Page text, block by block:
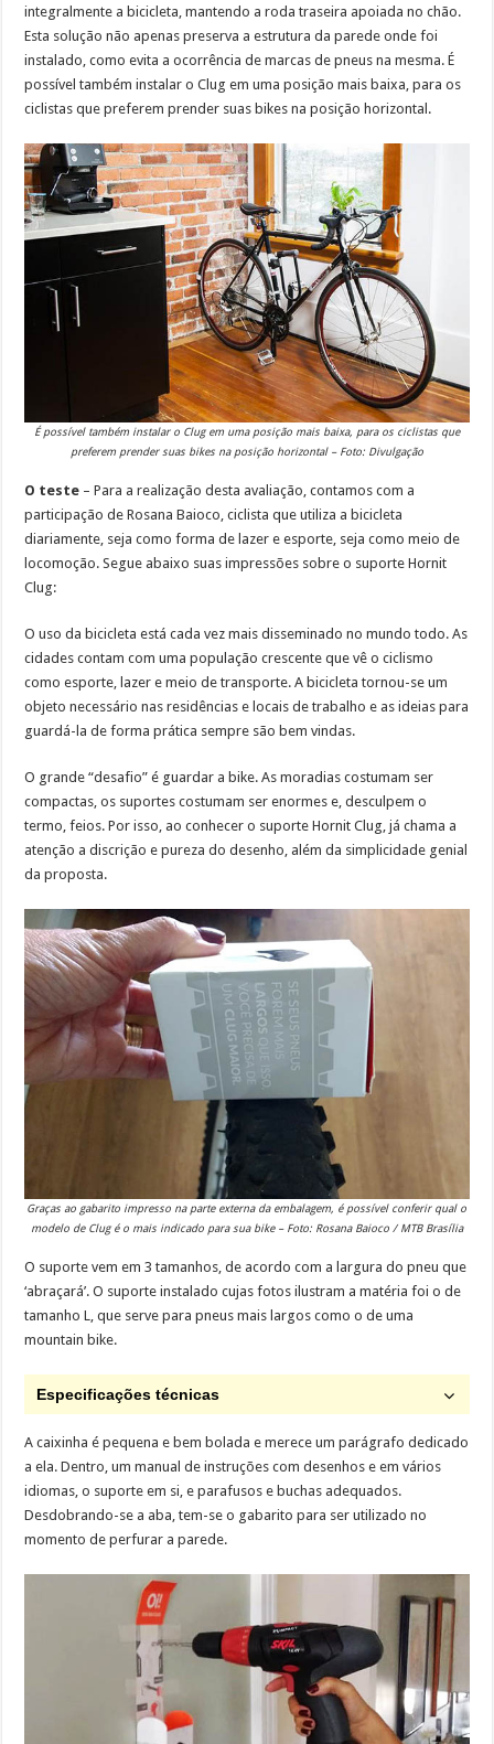
integralmente a bicicleta, mantendo a roda traseira apoiada no chão.
Esta solução não apenas preserva a estrutura da parede onde foi
instalado, como evita a ocorrência de marcas de pneus na mesma. É
possível também instalar o Clug em uma posição mais baixa, para os
ciclistas que preferem prender suas bikes na posição horizontal.
É possível também instalar o Clug em uma posição mais baixa, para os ciclistas que
preferem prender suas bikes na posição horizontal – Foto: Divulgação
O teste – Para a realização desta avaliação, contamos com a
participação de Rosana Baioco, ciclista que utiliza a bicicleta
diariamente, seja como forma de lazer e esporte, seja como meio de
locomoção. Segue abaixo suas impressões sobre o suporte Hornit
Clug:
O uso da bicicleta está cada vez mais disseminado no mundo todo. As
cidades contam com uma população crescente que vê o ciclismo
como esporte, lazer e meio de transporte. A bicicleta tornou-se um
objeto necessário nas residências e locais de trabalho e as ideias para
guardá-la de forma prática sempre são bem vindas.
O grande “desafio” é guardar a bike. As moradias costumam ser
compactas, os suportes costumam ser enormes e, desculpem o
termo, feios. Por isso, ao conhecer o suporte Hornit Clug, já chama a
atenção a discrição e pureza do desenho, além da simplicidade genial
da proposta.
Graças ao gabarito impresso na parte externa da embalagem, é possível conferir qual o
modelo de Clug é o mais indicado para sua bike – Foto: Rosana Baioco / MTB Brasília
O suporte vem em 3 tamanhos, de acordo com a largura do pneu que
‘abraçará’. O suporte instalado cujas fotos ilustram a matéria foi o de
tamanho L, que serve para pneus mais largos como o de uma
mountain bike.
Especificações técnicas
A caixinha é pequena e bem bolada e merece um parágrafo dedicado
a ela. Dentro, um manual de instruções com desenhos e em vários
idiomas, o suporte em si, e parafusos e buchas adequados.
Desdobrando-se a aba, tem-se o gabarito para ser utilizado no
momento de perfurar a parede.